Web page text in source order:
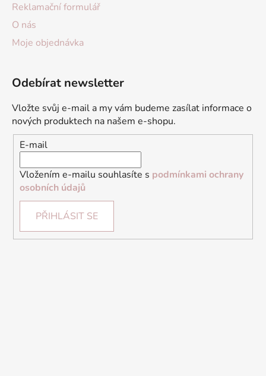
Reklamační formulář
O nás
Moje objednávka
Odebírat newsletter
Vložte svůj e-mail a my vám budeme zasílat informace o
nových produktech na našem e-shopu.
E-mail
Vložením e-mailu souhlasíte s podmínkami ochrany
osobních údajů
PŘIHLÁSIT SE